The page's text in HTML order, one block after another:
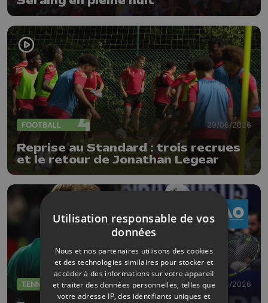
FOOTBALL 29/06/2026
Reprise au Standard : trois recrues
et le retour de Jonathan Legear
TENNIS 23/06/2026
Utilisation responsable de vos
données
Nous et nos partenaires utilisons des cookies
et des technologies similaires pour stocker et
accéder à des informations sur votre appareil
et traiter des données personnelles, telles que
votre adresse IP, des identifiants uniques et